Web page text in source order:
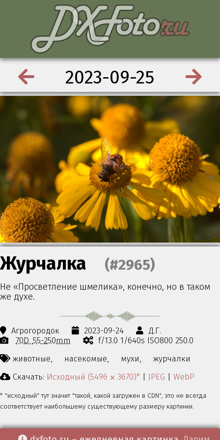
2023-09-25
Журчалка (#2965)
Не «Просветление шмелика», конечно, но в таком
же духе.
Агрогородок 2023-09-24
Д.Г.
70D 55-250mm
f/13.0 1/640s ISO800 250.0
животные,
насекомые, мухи,
журчалки
Скачать: Исходный (5496 ⨉ 3670)* | JPEG | WebP
* "исходный" тут значит "такой, какой загружен в CDN", это не всегда
соответствует наибольшему существующему размеру картинки.